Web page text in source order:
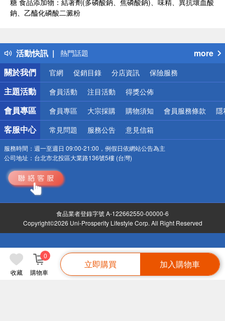
收藏 購物車
0
立即購買 加入購物車
鈉、乙醯化磷酸二澱粉
活動快訊
得獎公告
熱門話題
銀行優惠
偏遠地區配送
詐騙網頁！請小心！
more
關於我們
官網 促銷目錄 分店資訊 保險服務
主題活動 會員活動 注目活動 得獎公佈
會員專區 會員專區 大宗採購 購物須知 會員服務條款 隱
客服中心 常見問題 服務公告 意見信箱
服務時間： 週一至週日 09:00-21:00，例假日依網站公告為主
公司地址： 台北市北投區大業路136號5樓 (台灣)
食品業者登錄字號 A-122662550-00000-6
Copyright©2026 Uni-Prosperity Lifestyle Corp. All Right Reserved